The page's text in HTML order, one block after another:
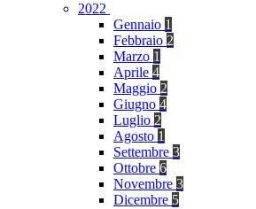
2022
Gennaio 1
Febbraio 2
Marzo 1
Aprile 4
Maggio 2
Giugno 4
Luglio 2
Agosto 1
Settembre 3
Ottobre 6
Novembre 3
Dicembre 5